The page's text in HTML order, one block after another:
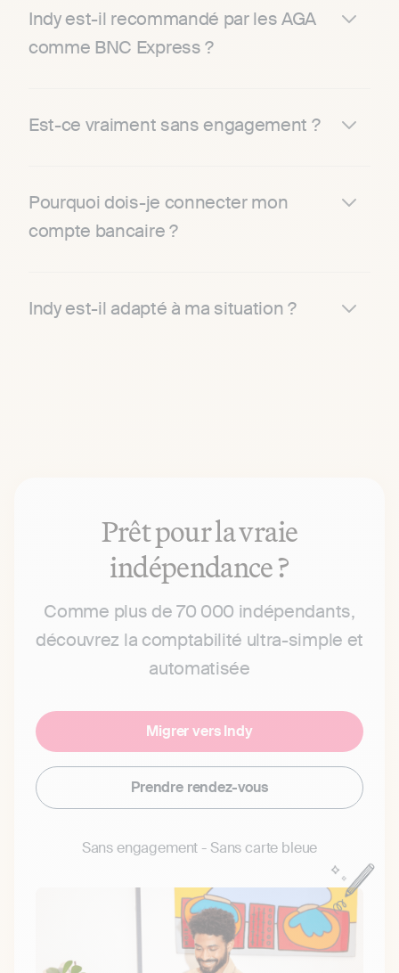
Indy est-il recommandé par les AGA
comme BNC Express ?
Est-ce vraiment sans engagement ?
Pourquoi dois-je connecter mon
compte bancaire ?
Indy est-il adapté à ma situation ?
Prêt pour la vraie
indépendance ?
Comme plus de 70 000 indépendants,
découvrez la comptabilité ultra-simple et
automatisée
Migrer vers Indy
Prendre rendez-vous
Sans engagement - Sans carte bleue